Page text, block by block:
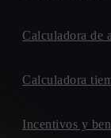
Calculadora de
Calculadora
Incentivos y